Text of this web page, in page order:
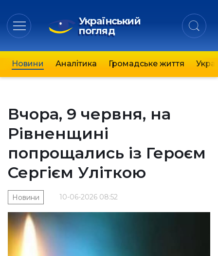
Український
погляд
Новини Аналітика Громадське життя
Вчора, 9 червня, на
Рівненщині
попрощались із Героєм
Сергієм Уліткою
10-06-2026 08:52
Новини